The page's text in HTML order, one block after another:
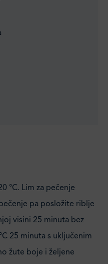
°C. Lim za pečenje
pa posložite riblje
visini 25 minuta bez
25 minuta s uključenim
žute boje i željene